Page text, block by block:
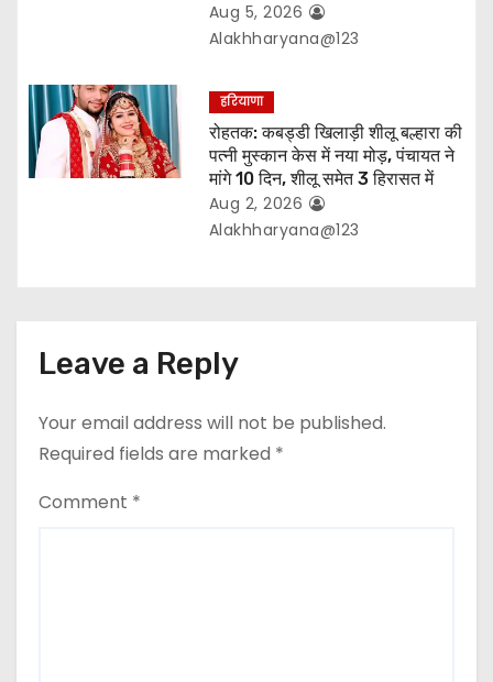
Aug 5, 2026
Alakhharyana@123
हरियाणा
रोहतक: कबड्डी खिलाड़ी शीलू बल्हारा की
पत्नी मुस्कान केस में नया मोड़, पंचायत ने
मांगे 10 दिन, शीलू समेत 3 हिरासत में
Aug 2, 2026
Alakhharyana@123
Leave a Reply
Your email address will not be published.
Required fields are marked *
Comment *